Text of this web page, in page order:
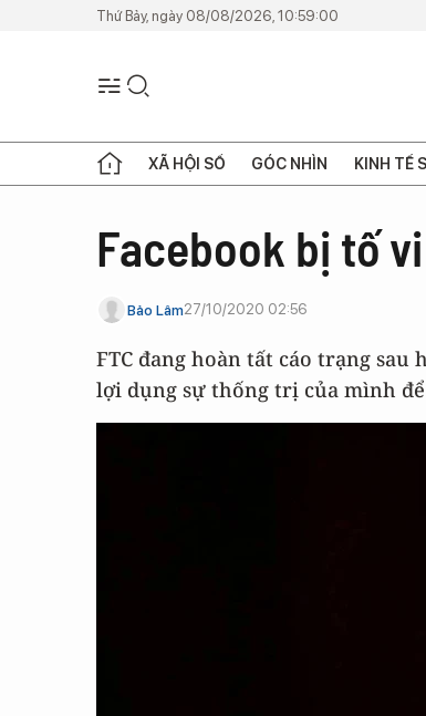
Thứ Bảy, ngày 08/08/2026, 10:59:00
XÃ HỘI SỐ GÓC NHÌN KINH TẾ
Facebook bị tố
Bảo Lâm27/10/2020 02:56
FTC đang hoàn tất cáo trạng
lợi dụng sự thống trị của mình